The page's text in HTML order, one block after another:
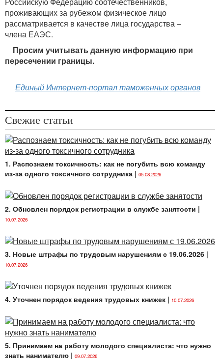
проживающих за рубежом физическое лицо
рассматривается в качестве лица государства –
члена ЕАЭС.
Просим учитывать данную информацию при
пересечении границы.
Единый Интернет-портал таможенных органов
Свежие статьи
1. Распознаем токсичность: как не погубить всю команду
из-за одного токсичного сотрудника | 05.08.2026
2. Обновлен порядок регистрации в службе занятости |
10.07.2026
3. Новые штрафы по трудовым нарушениям с 19.06.2026 |
10.07.2026
4. Уточнен порядок ведения трудовых книжек | 10.07.2026
5. Принимаем на работу молодого специалиста: что нужно
знать нанимателю | 09.07.2026